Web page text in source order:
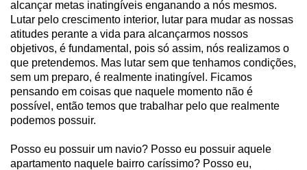
alcançar metas inatingíveis enganando a nós mesmos.
Lutar pelo crescimento interior, lutar para mudar as nossas
atitudes perante a vida para alcançarmos nossos
objetivos, é fundamental, pois só assim, nós realizamos o
que pretendemos. Mas lutar sem que tenhamos condições,
sem um preparo, é realmente inatingível. Ficamos
pensando em coisas que naquele momento não é
possível, então temos que trabalhar pelo que realmente
podemos possuir.
Posso eu possuir um navio? Posso eu possuir aquele
apartamento naquele bairro caríssimo? Posso eu,